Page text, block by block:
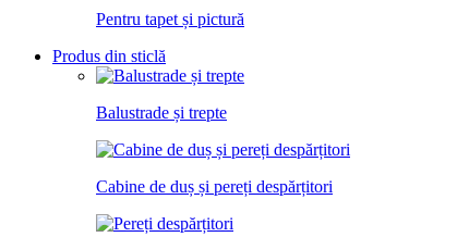
Pentru tapet și pictură
Produs din sticlă
Balustrade și trepte
Cabine de duș și pereți despărțitori